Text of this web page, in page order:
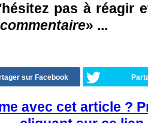
pas à réagir
» ...
sur Facebook
avec cet article ?